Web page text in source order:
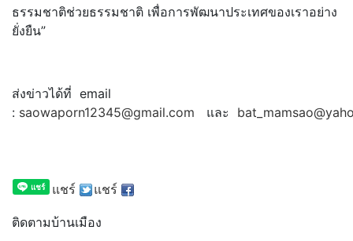
ธรรมชาติช่วยธรรมชาติ เพื่อการพัฒนาประเทศของเราอย่าง
ยั่งยืน”
ส่งข่าวได้ที่ email
: saowaporn12345@gmail.com และ
แชร์ แชร์
ติดตามบ้านเมือง